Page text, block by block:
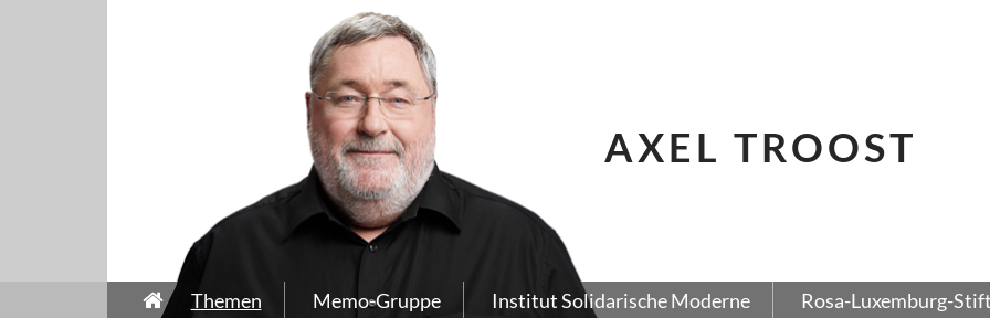
AXEL TROOST
Themen Memo-Gruppe Institut Solidarische Moderne Rosa-Luxemburg-